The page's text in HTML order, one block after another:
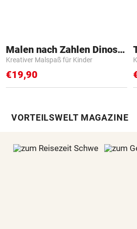
Malen nach Zahlen Dinosaurier
Kreativer Malspaß für Kinder
€19,90
VORTEILSWELT MAGAZINE